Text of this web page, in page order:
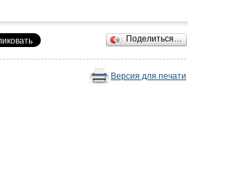
Поделиться…
Версия для печати